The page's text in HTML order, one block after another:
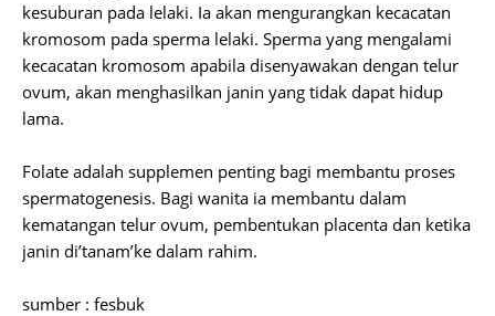
kesuburan pada lelaki. Ia akan mengurangkan kecacatan
kromosom pada sperma lelaki. Sperma yang mengalami
kecacatan kromosom apabila disenyawakan dengan telur
ovum, akan menghasilkan janin yang tidak dapat hidup
lama.
Folate adalah supplemen penting bagi membantu proses
spermatogenesis. Bagi wanita ia membantu dalam
kematangan telur ovum, pembentukan placenta dan ketika
janin di’tanam’ke dalam rahim.
sumber : fesbuk